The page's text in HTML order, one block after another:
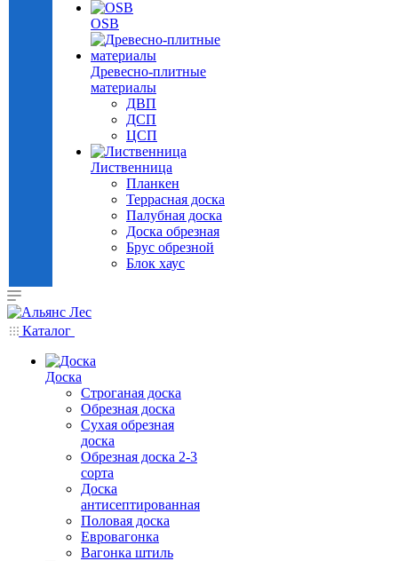
OSB
Древесно-плитные
материалы
ДВП
ДСП
ЦСП
Лиственница
Планкен
Террасная доска
Палубная доска
Доска обрезная
Брус обрезной
Блок хаус
Каталог
Доска
Строганая доска
Обрезная доска
Сухая обрезная
доска
Обрезная доска 2-3
сорта
Доска
антисептированная
Половая доска
Евровагонка
Вагонка штиль